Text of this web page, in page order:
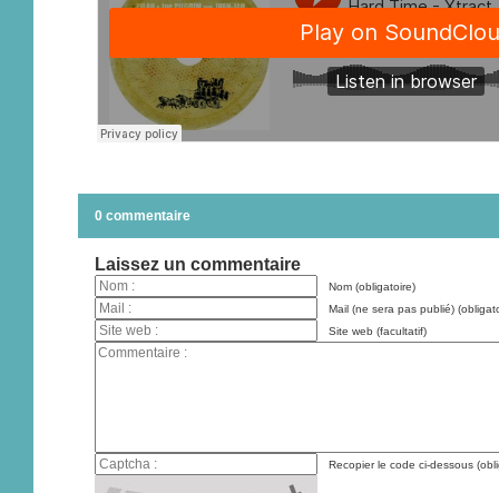
0 commentaire
Laissez un commentaire
Nom (obligatoire)
Mail (ne sera pas publié)
Site web (facultatif)
Recopier le code ci-dessous